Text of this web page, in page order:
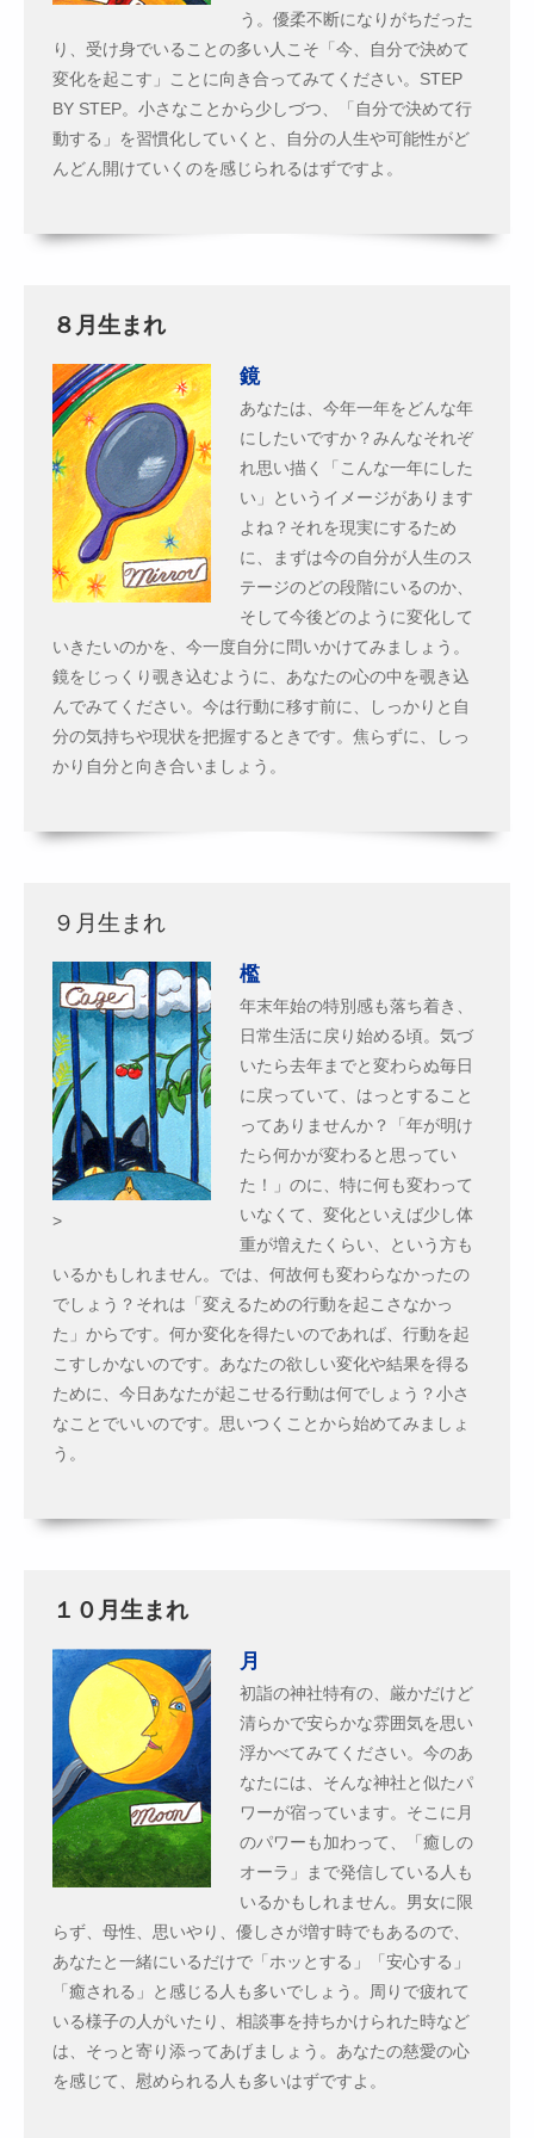
う。優柔不断になりがちだった
り、受け身でいることの多い人こそ「今、自分で決めて
変化を起こす」ことに向き合ってみてください。STEP
BY STEP。小さなことから少しづつ、「自分で決めて行
動する」を習慣化していくと、自分の人生や可能性がど
んどん開けていくのを感じられるはずですよ。
８月生まれ
鏡
あなたは、今年一年をどんな年
にしたいですか？みんなそれぞ
れ思い描く「こんな一年にした
い」というイメージがあります
よね？それを現実にするため
に、まずは今の自分が人生のス
テージのどの段階にいるのか、
そして今後どのように変化して
いきたいのかを、今一度自分に問いかけてみましょう。
鏡をじっくり覗き込むように、あなたの心の中を覗き込
んでみてください。今は行動に移す前に、しっかりと自
分の気持ちや現状を把握するときです。焦らずに、しっ
かり自分と向き合いましょう。
９月生まれ
>
檻
年末年始の特別感も落ち着き、
日常生活に戻り始める頃。気づ
いたら去年までと変わらぬ毎日
に戻っていて、はっとすること
ってありませんか？「年が明け
たら何かが変わると思ってい
た！」のに、特に何も変わって
いなくて、変化といえば少し体
重が増えたくらい、という方も
いるかもしれません。では、何故何も変わらなかったの
でしょう？それは「変えるための行動を起こさなかっ
た」からです。何か変化を得たいのであれば、行動を起
こすしかないのです。あなたの欲しい変化や結果を得る
ために、今日あなたが起こせる行動は何でしょう？小さ
なことでいいのです。思いつくことから始めてみましょ
う。
１０月生まれ
月
初詣の神社特有の、厳かだけど
清らかで安らかな雰囲気を思い
浮かべてみてください。今のあ
なたには、そんな神社と似たパ
ワーが宿っています。そこに月
のパワーも加わって、「癒しの
オーラ」まで発信している人も
いるかもしれません。男女に限
らず、母性、思いやり、優しさが増す時でもあるので、
あなたと一緒にいるだけで「ホッとする」「安心する」
「癒される」と感じる人も多いでしょう。周りで疲れて
いる様子の人がいたり、相談事を持ちかけられた時など
は、そっと寄り添ってあげましょう。あなたの慈愛の心
を感じて、慰められる人も多いはずですよ。